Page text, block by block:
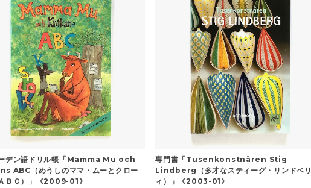
デン語ドリル帳「Mamma Mu och
ABC（めうしのママ・ムーとクロー
ＢＣ）」《2009-01》
専門書「Tusenkonstnären Stig
Lindberg（多才なスティーグ・リンドベリ
ィ）」《2003-01》